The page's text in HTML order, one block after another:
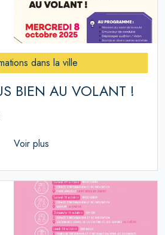
dans la ville
BIEN AU VOLANT !
Voir plus